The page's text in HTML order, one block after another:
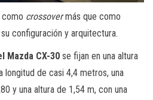
crossovermás que como
configuración y arquitectura.
Mazda CX-30 se fijan en una altura
longitud de casi 4,4 metros, una
y una altura de 1,54 m, con una